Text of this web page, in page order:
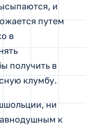
и
путем
в
получить в
клумбу.
ни
к